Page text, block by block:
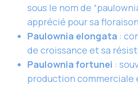
sous le nom de
apprécié pour sa
Paulownia elongata :
de croissance et sa
Paulownia fortunei :
production commerciale